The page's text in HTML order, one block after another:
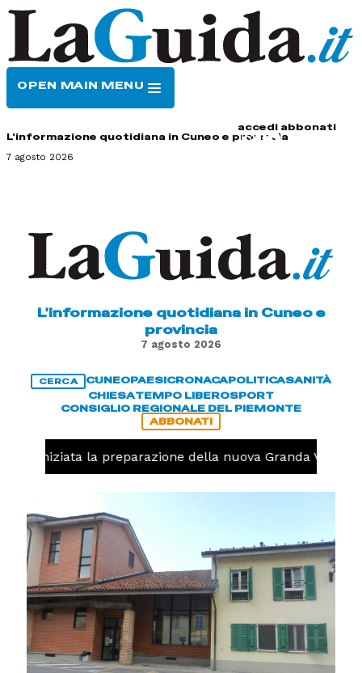
OPEN MAIN MENU
accedi abbonati
L'informazione quotidiana in Cuneo e provincia
7 agosto 2026
L'informazione quotidiana in Cuneo e
provincia
7 agosto 2026
CERCA CUNEOPAESICRONACAPOLITICASANITÀ
CHIESATEMPO LIBEROSPORT
CONSIGLIO REGIONALE DEL PIEMONTE
ABBONATI
iniziata la preparazione della nuova Granda Volley